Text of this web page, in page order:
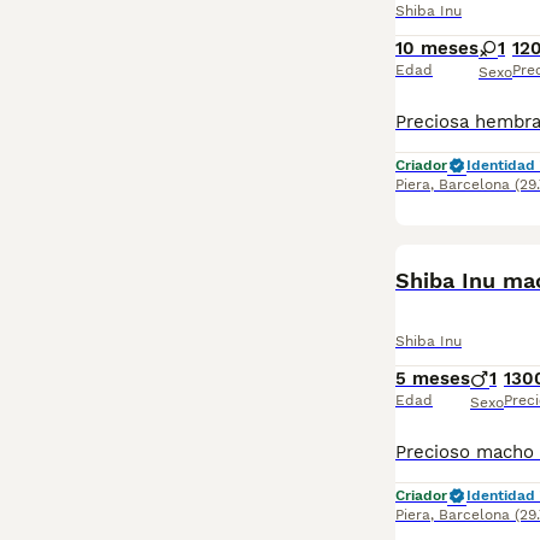
Shiba Inu
10 meses
Edad
1
Sexo
Criador
Identidad
Piera, Barcelona
Shiba Inu
Shiba Inu
5 meses
Edad
1
Sexo
Criador
Identidad
Piera, Barcelona